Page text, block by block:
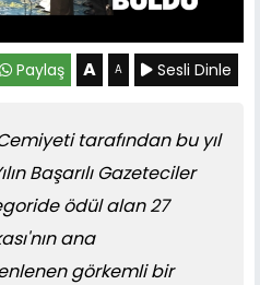
Paylaş A A Sesli Dinle
tarafından bu yıl
Başarılı Gazeteciler
ödül alan 27
ana
görkemli bir